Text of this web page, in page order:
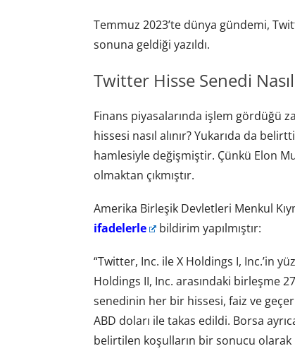
Temmuz 2023’te dünya gündemi,
sonuna geldiği yazıldı.
Twitter Hisse Senedi Nasıl
Finans piyasalarında işlem gördüğü
hissesi nasıl alınır? Yukarıda da
hamlesiyle değişmiştir. Çünkü Elon
olmaktan çıkmıştır.
Amerika Birleşik Devletleri Menkul
ifadelerle
bildirim yapılmıştır:
“Twitter, Inc. ile X Holdings I, Inc.’in
Holdings II, Inc. arasındaki birleşme
senedinin her bir hissesi, faiz ve
ABD doları ile takas edildi. Borsa
belirtilen koşulların bir sonucu olarak